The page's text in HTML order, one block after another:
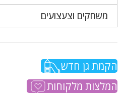
משחקים וצעצועים
הקמת גן חדש
המלצות מלקוחות